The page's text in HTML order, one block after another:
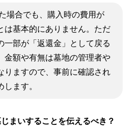
場合でも、購入時の費用が
は基本的にありません。ただ
一部が「返還金」として戻る
金額や有無は墓地の管理者や
りますので、事前に確認され
します。
まいすることを伝えるべき？